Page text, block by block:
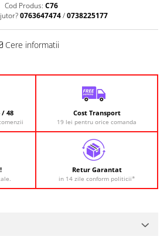
Cod Produs: C76
0763647474 /0738225177
Cere informatii
/ 48 Cost Transport
19 lei pentru orice comanda
Retur Garantat
in 14 zile conform politicii*